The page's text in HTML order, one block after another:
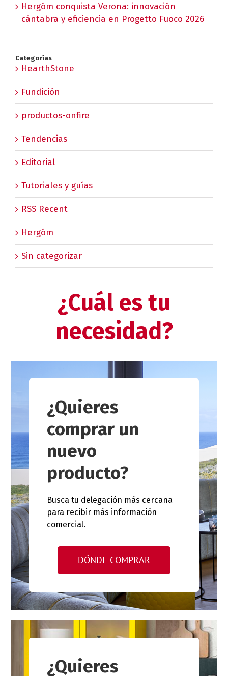
Hergóm conquista Verona: innovación
cántabra y eficiencia en Progetto Fuoco 2026
Categorías
HearthStone
Fundición
productos-onfire
Tendencias
Editorial
Tutoriales y guías
RSS Recent
Hergóm
Sin categorizar
¿Cuál es tu
necesidad?
¿Quieres
comprar un
nuevo
producto?
Busca tu delegación más cercana
para recibir más información
comercial.
DÓNDE COMPRAR
¿Quieres